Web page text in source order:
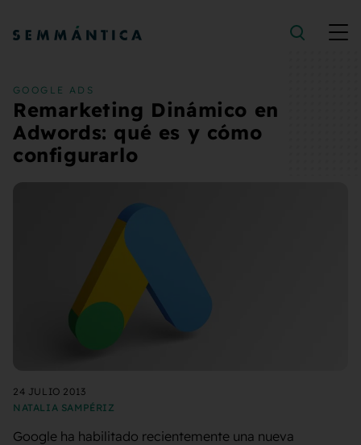
GOOGLE ADS
Remarketing Dinámico en
Adwords: qué es y cómo
configurarlo
24 JULIO 2013
NATALIA SAMPÉRIZ
Google ha habilitado recientemente una nueva